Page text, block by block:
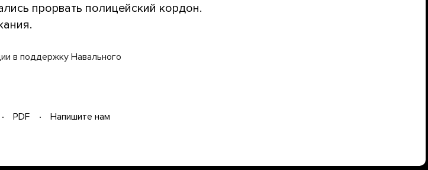
прорвать полицейский кордон.
в поддержку Навального
PDF
Напишите нам